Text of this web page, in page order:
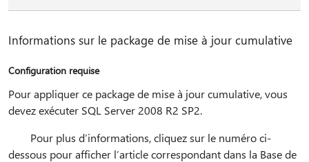
Informations sur le package de mise à jour cumulative
Configuration requise
Pour appliquer ce package de mise à jour cumulative, vous
devez exécuter SQL Server 2008 R2 SP2.
Pour plus d’informations, cliquez sur le numéro ci-
dessous pour afficher l’article correspondant dans la Base de